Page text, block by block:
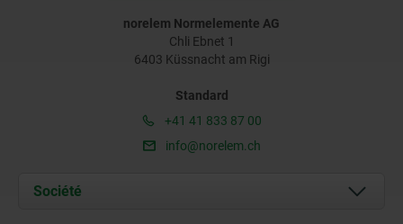
norelem Normelemente AG
Chli Ebnet 1
6403 Küssnacht am Rigi
Standard
+41 41 833 87 00
info@norelem.ch
Société